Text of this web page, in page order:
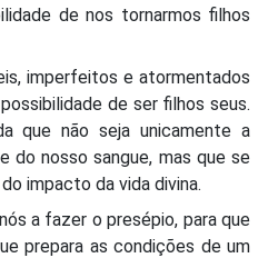
de nos tornarmos filhos
imperfeitos e atormentados
de ser filhos seus.
que não seja unicamente a
do nosso sangue, mas que se
impacto da vida divina.
a fazer o presépio, para que
prepara as condições de um